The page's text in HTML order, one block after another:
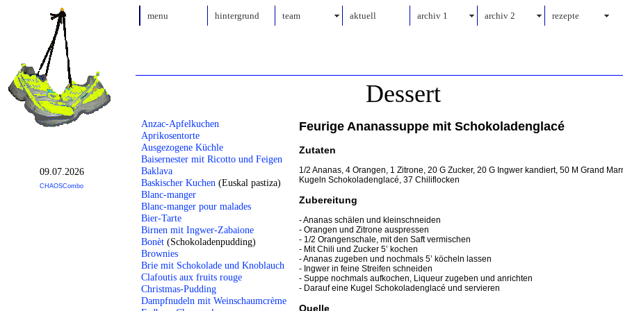
Dessert
Feurige Ananassuppe mit Schokoladenglacé
Zutaten
1/2 Ananas, 4 Orangen, 1 Zitrone, 20 G Zucker, 20 G Ingwer kandiert, 50 M Grand
Kugeln Schokoladenglacé, 37 Chiliflocken
Zubereitung
- Ananas schälen und kleinschneiden
- Orangen und Zitrone auspressen
- 1/2 Orangenschale, mit den Saft vermischen
- Mit Chili und Zucker 5’ kochen
- Ananas zugeben und nochmals 5’ köcheln lassen
- Ingwer in feine Streifen schneiden
- Suppe nochmals aufkochen, Liqueur zugeben und anrichten
- Darauf eine Kugel Schokoladenglacé und servieren
Quelle
Anzac-Apfelkuchen
Aprikosentorte
Ausgezogene Küchle
Baisernester mit Ricotto und Feigen
Baklava
Baskischer Kuchen (Euskal pastiza)
Blanc-manger
Blanc-manger pour malades
Bier-Tarte
Birnen mit Ingwer-Zabaione
Bonèt (Schokoladenpudding)
Brownies
Brie mit Schokolade und Knoblauch
Clafoutis aux fruits rouge
Christmas-Pudding
Dampfnudeln mit Weinschaumcrème
09.07.2026
CHAOSCombo
menu hintergrund team aktuell archiv 1 archiv 2 rezepte